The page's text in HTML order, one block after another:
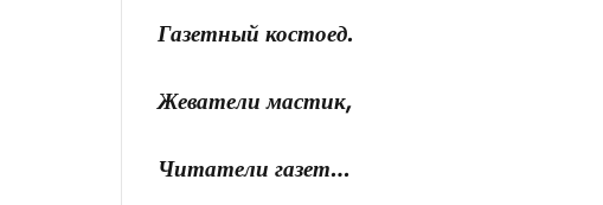
Газетный костоед.
Жеватели мастик,
Читатели газет…